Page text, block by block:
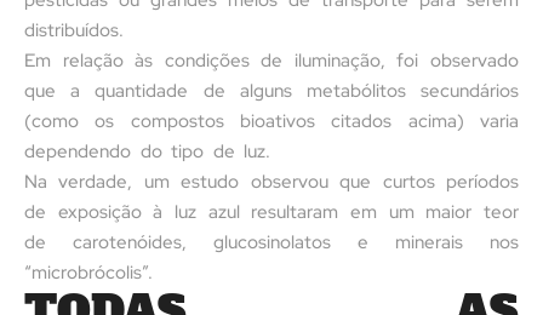
distribuídos.
Em relação às condições de iluminação, foi observado
que a quantidade de alguns metabólitos secundários
(como os compostos bioativos citados acima) varia
dependendo do tipo de luz.
Na verdade, um estudo observou que curtos períodos
de exposição à luz azul resultaram em um maior teor
de carotenóides, glucosinolatos e minerais nos
“microbrócolis”.